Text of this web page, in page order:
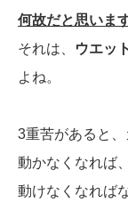
何故だと思いま
それは、
ウエッ
よね。
3重苦があると、
動かなくなれば
動けなくなれば